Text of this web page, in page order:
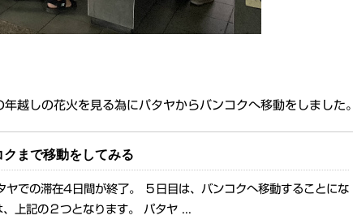
越しの花火を見る為にパタヤからバンコクへ移動をしました。
まで移動をしてみる
での滞在4日間が終了。 ５日目は、バンコクへ移動することにな
上記の２つとなります。 パタヤ ...